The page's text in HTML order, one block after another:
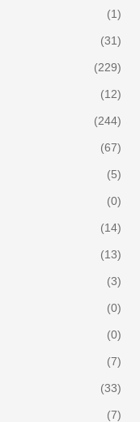
(1)
(31)
(229)
(12)
(244)
(67)
(5)
(0)
(14)
(13)
(3)
(0)
(0)
(7)
(33)
(7)